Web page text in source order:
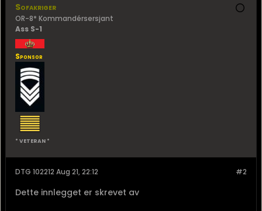
Sofakriger
OR-8* Kommandérsersjant
Ass S-1
Sponsor
* VETERAN *
#2
DTG 102212 Aug 21, 22:12
Dette innlegget er skrevet av